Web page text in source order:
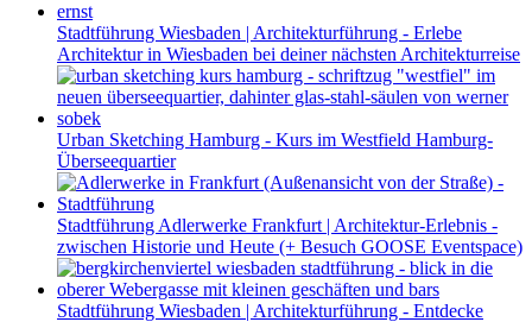
Stadtführung Wiesbaden | Architekturführung - Erlebe
Architektur in Wiesbaden bei deiner nächsten Architekturreise
Urban Sketching Hamburg - Kurs im Westfield Hamburg-
Überseequartier
Stadtführung Adlerwerke Frankfurt | Architektur-Erlebnis -
zwischen Historie und Heute (+ Besuch GOOSE Eventspace)
Stadtführung Wiesbaden | Architekturführung - Entdecke